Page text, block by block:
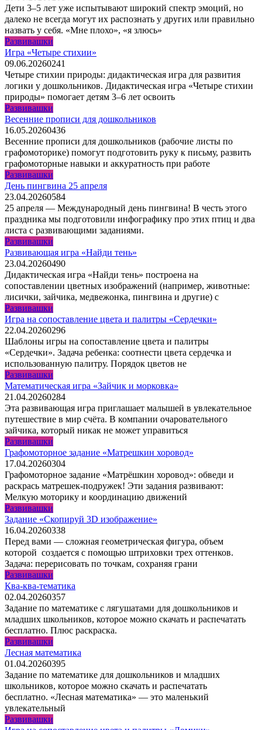
Дети 3–5 лет уже испытывают широкий спектр эмоций, но
далеко не всегда могут их распознать у других или правильно
назвать у себя. «Мне плохо», «я злюсь»
Развивашки
Игра «Четыре стихии»
09.06.20260241
Четыре стихии природы: дидактическая игра для развития
логики у дошкольников. Дидактическая игра «Четыре стихии
природы» помогает детям 3–6 лет освоить
Развивашки
Весенние прописи для дошкольников
16.05.20260436
Весенние прописи для дошкольников (рабочие листы по
графомоторике) помогут подготовить руку к письму, развить
графомоторные навыки и аккуратность при работе
Развивашки
День пингвина 25 апреля
23.04.20260584
25 апреля — Международный день пингвина! В честь этого
праздника мы подготовили инфографику про этих птиц и два
листа с развивающими заданиями.
Развивашки
Развивающая игра «Найди тень»
23.04.20260490
Дидактическая игра «Найди тень» построена на
сопоставлении цветных изображений (например, животные:
лисички, зайчика, медвежонка, пингвина и другие) с
Развивашки
Игра на сопоставление цвета и палитры «Сердечки»
22.04.20260296
Шаблоны игры на сопоставление цвета и палитры
«Сердечки». Задача ребенка: соотнести цвета сердечка и
использованную палитру. Порядок цветов не
Развивашки
Математическая игра «Зайчик и морковка»
21.04.20260284
Эта развивающая игра приглашает малышей в увлекательное
путешествие в мир счёта. В компании очаровательного
зайчика, который никак не может управиться
Развивашки
Графомоторное задание «Матрешкин хоровод»
17.04.20260304
Графомоторное задание «Матрёшкин хоровод»: обведи и
раскрась матрешек-подружек! Эти задания развивают:
Мелкую моторику и координацию движений
Развивашки
Задание «Скопируй 3D изображение»
16.04.20260338
Перед вами — сложная геометрическая фигура, объем
которой создается с помощью штриховки трех оттенков.
Задача: перерисовать по точкам, сохраняя грани
Развивашки
Ква-ква-тематика
02.04.20260357
Задание по математике с лягушатами для дошкольников и
младших школьников, которое можно скачать и распечатать
бесплатно. Плюс раскраска.
Развивашки
Лесная математика
01.04.20260395
Задание по математике для дошкольников и младших
школьников, которое можно скачать и распечатать
бесплатно. «Лесная математика» — это маленький
увлекательный
Развивашки